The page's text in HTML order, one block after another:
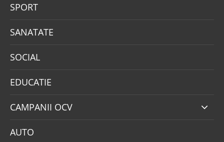
SPORT
SANATATE
SOCIAL
EDUCATIE
CAMPANII OCV
AUTO